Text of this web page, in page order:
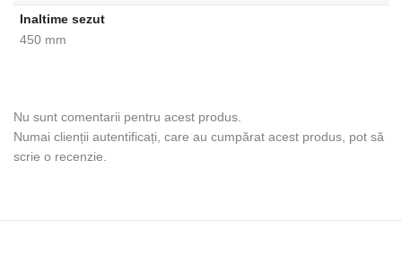
Inaltime sezut
450 mm
Nu sunt comentarii pentru acest produs.
Numai clienții autentificați, care au cumpărat acest produs, pot să
scrie o recenzie.